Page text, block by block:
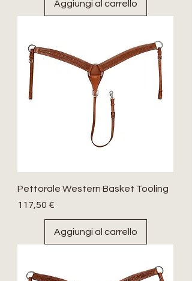
Aggiungi al carrello
Pettorale Western Basket Tooling
Prezzo
117,50 €
Aggiungi al carrello